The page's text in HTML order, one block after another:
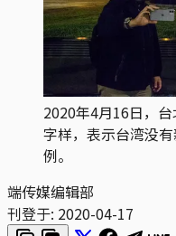
2020年4月16日，
字样，表示台湾没
例。
端传媒编辑部
刊登于: 2020-04-17